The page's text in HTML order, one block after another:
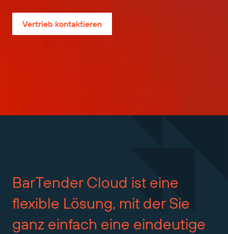
Vertrieb kontaktieren
BarTender Cloud ist eine
flexible Lösung, mit der Sie
ganz einfach eine eindeutige